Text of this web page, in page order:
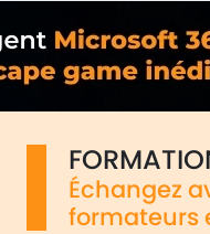
Échangez
formateurs